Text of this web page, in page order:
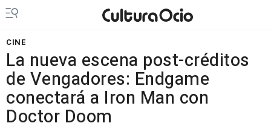
CINE
La nueva escena post-créditos
de Vengadores: Endgame
conectará a Iron Man con
Doctor Doom